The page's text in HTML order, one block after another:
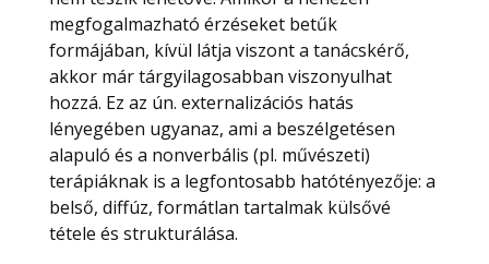
megfogalmazható érzéseket betűk
formájában, kívül látja viszont a tanácskérő,
akkor már tárgyilagosabban viszonyulhat
hozzá. Ez az ún. externalizációs hatás
lényegében ugyanaz, ami a beszélgetésen
alapuló és a nonverbális (pl. művészeti)
terápiáknak is a legfontosabb hatótényezője: a
belső, diffúz, formátlan tartalmak külsővé
tétele és strukturálása.